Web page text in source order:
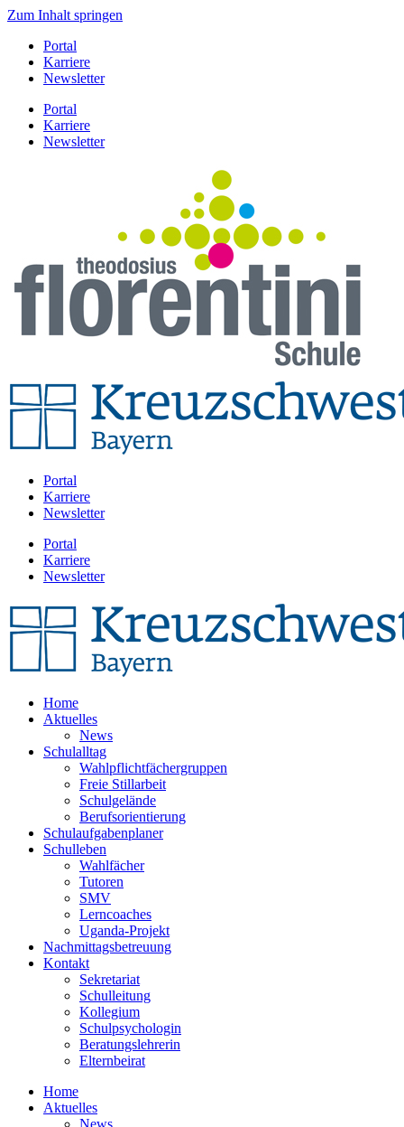
Zum Inhalt springen
Portal
Karriere
Newsletter
Portal
Karriere
Newsletter
Portal
Karriere
Newsletter
Portal
Karriere
Newsletter
Home
Aktuelles
News
Schulalltag
Wahlpflichtfächergruppen
Freie Stillarbeit
Schulgelände
Berufsorientierung
Schulaufgabenplaner
Schulleben
Wahlfächer
Tutoren
SMV
Lerncoaches
Uganda-Projekt
Nachmittagsbetreuung
Kontakt
Sekretariat
Schulleitung
Kollegium
Schulpsychologin
Beratungslehrerin
Elternbeirat
Home
Aktuelles
News